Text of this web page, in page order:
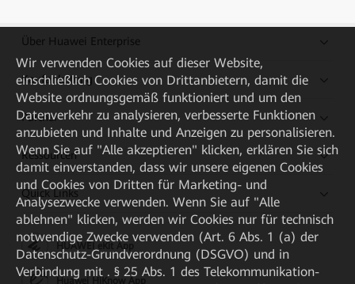
Über Huawei Enterprise
Kaufanleitung
Partner
Ressourcen
Quick Links
HUAWEI eKit App
Huawei HiKnow App
Wir verwenden Cookies auf dieser Website,
einschließlich Cookies von Drittanbietern, damit die
Website ordnungsgemäß funktioniert und um den
Datenverkehr zu analysieren, verbesserte Funktionen
anzubieten und Inhalte und Anzeigen zu personalisieren.
Wenn Sie auf "Alle akzeptieren" klicken, erklären Sie sich
damit einverstanden, dass wir unsere eigenen Cookies
und Cookies von Dritten für Marketing- und
Analysezwecke verwenden. Wenn Sie auf "Alle
ablehnen" klicken, werden wir Cookies nur für technisch
notwendige Zwecke verwenden (Art. 6 Abs. 1 (a) der
Datenschutz-Grundverordnung (DSGVO) und in
Verbindung mit . § 25 Abs. 1 des Telekommunikation-